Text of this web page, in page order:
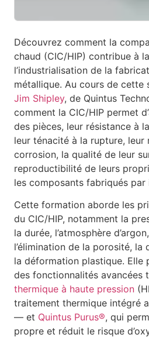
Découvrez comment la
chaud (CIC/HIP) contribue à
l’industrialisation de la
métallique. Au cours de cette
Jim Shipley, de Quintus
comment la CIC/HIP permet
des pièces, leur résistance à
leur ténacité à la rupture, leur
corrosion, la qualité de leur
reproductibilité de leurs
les composants fabriqués par
Cette formation aborde les
du CIC/HIP, notamment la
la durée, l’atmosphère
l’élimination de la porosité,
la déformation plastique. Elle
des fonctionnalités avancées
thermique à haute pression
traitement thermique intégré
— et Quintus Purus®, qui
propre et réduit le risque